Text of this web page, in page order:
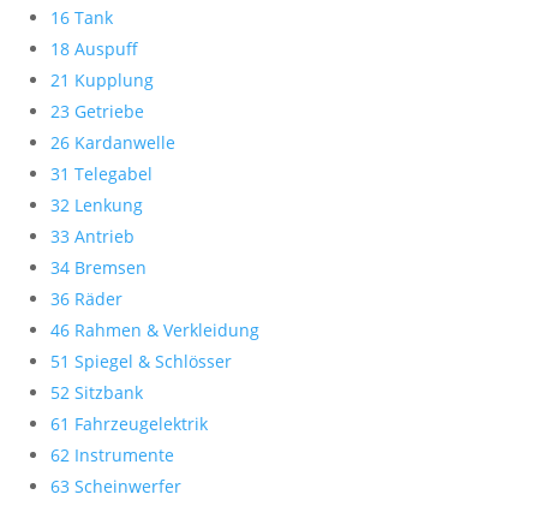
16 Tank
18 Auspuff
21 Kupplung
23 Getriebe
26 Kardanwelle
31 Telegabel
32 Lenkung
33 Antrieb
34 Bremsen
36 Räder
46 Rahmen & Verkleidung
51 Spiegel & Schlösser
52 Sitzbank
61 Fahrzeugelektrik
62 Instrumente
63 Scheinwerfer